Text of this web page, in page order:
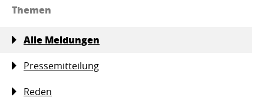
Themen
Alle Meldungen
Pressemitteilung
Reden